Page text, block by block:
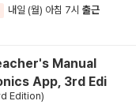
내일 (월) 아침 7시 출근
Manual
App, 3rd Edi
Edition)